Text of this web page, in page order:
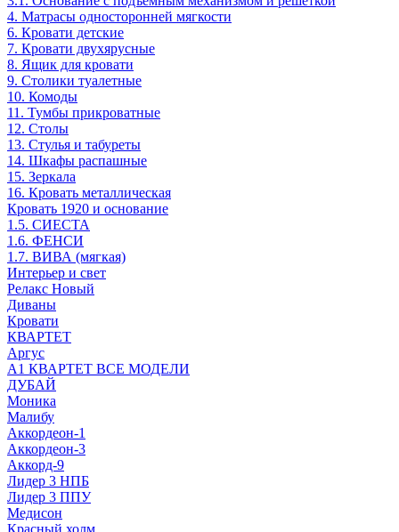
4. Матрасы односторонней мягкости
6. Кровати детские
7. Кровати двухярусные
8. Ящик для кровати
9. Столики туалетные
10. Комоды
11. Тумбы прикроватные
12. Столы
13. Стулья и табуреты
14. Шкафы распашные
15. Зеркала
16. Кровать металлическая
Кровать 1920 и основание
1.5. СИЕСТА
1.6. ФЕНСИ
1.7. ВИВА (мягкая)
Интерьер и свет
Релакс Новый
Диваны
Кровати
КВАРТЕТ
Аргус
А1 КВАРТЕТ ВСЕ МОДЕЛИ
ДУБАЙ
Моника
Малибу
Аккордеон-1
Аккордеон-3
Аккорд-9
Лидер 3 НПБ
Лидер 3 ППУ
Медисон
Красный холм